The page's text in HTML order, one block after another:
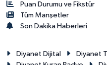
Puan Durumu ve Fikstür
Tüm Manşetler
Son Dakika Haberleri
Diyanet Dijital Diyanet